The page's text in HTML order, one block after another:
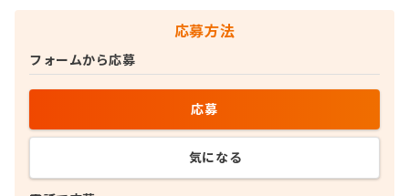
応募方法
フォームから応募
応募
気になる